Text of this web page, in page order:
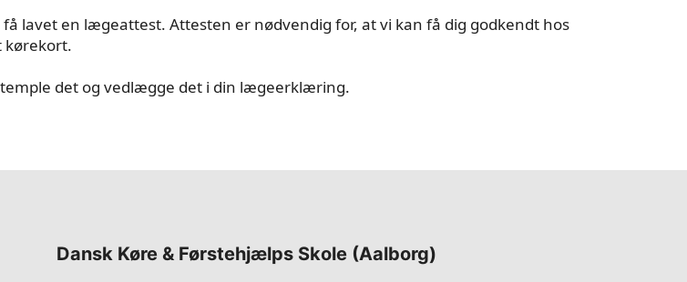
lavet en lægeattest. Attesten er nødvendig for, at vi kan få dig godkendt hos
kørekort.
det og vedlægge det i din lægeerklæring.
​​Dansk Køre & Førstehjælps Skole (Aalborg)